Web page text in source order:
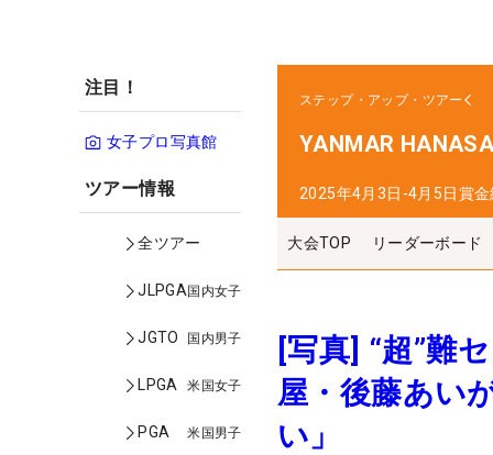
注目！
女子プロ写真館
ツアー情報
全ツアー
JLPGA国内女子
JGTO 国内男子
LPGA 米国女子
PGA 米国男子
ステップ・アップ・ツアー
YANMAR
2025年4月3日-4月5日賞
大会TOP リーダーボード
[写真] “超”難
屋・後藤あい
い」